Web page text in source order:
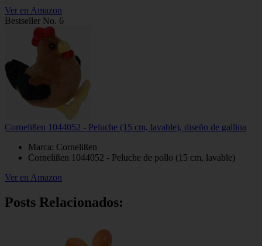
Ver en Amazon
Bestseller No. 6
Cornelißen 1044052 - Peluche (15 cm, lavable), diseño de gallina
Marca: Cornelißen
Cornelißen 1044052 - Peluche de pollo (15 cm, lavable)
Ver en Amazon
Posts Relacionados: